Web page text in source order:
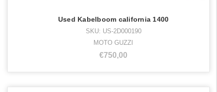
Used Kabelboom california 1400
SKU: US-2D000190
MOTO GUZZI
€750,00